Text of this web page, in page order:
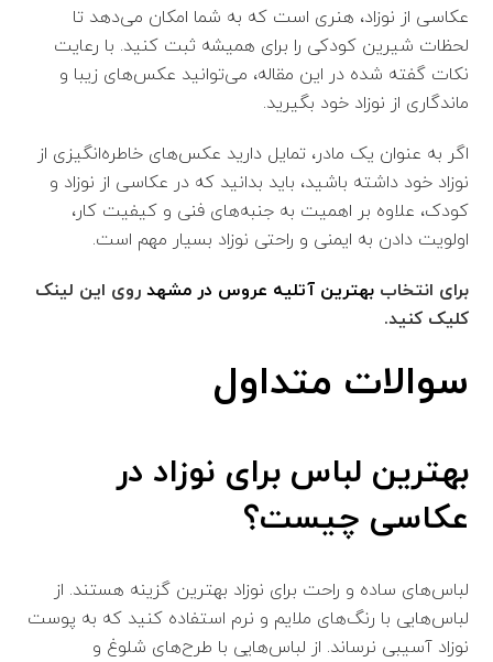
عکاسی از نوزاد، هنری است که به شما امکان می‌دهد تا
لحظات شیرین کودکی را برای همیشه ثبت کنید. با رعایت
نکات گفته شده در این مقاله، می‌توانید عکس‌های زیبا و
ماندگاری از نوزاد خود بگیرید.
اگر به عنوان یک مادر، تمایل دارید عکس‌های خاطره‌انگیزی از
نوزاد خود داشته باشید، باید بدانید که در عکاسی از نوزاد و
کودک، علاوه بر اهمیت به جنبه‌های فنی و کیفیت کار،
اولویت دادن به ایمنی و راحتی نوزاد بسیار مهم است.
برای انتخاببهترین آتلیه عروس در مشهد روی این لینک
کلیک کنید.
سوالات متداول
بهترین لباس برای نوزاد در
عکاسی چیست؟
لباس‌های ساده و راحت برای نوزاد بهترین گزینه هستند. از
لباس‌هایی با رنگ‌های ملایم و نرم استفاده کنید که به پوست
نوزاد آسیبی نرساند. از لباس‌هایی با طرح‌های شلوغ و